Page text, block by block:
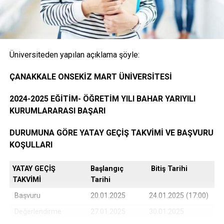
öğrencinin ayrılacağı kurumda okuduğu bütün
dersleri ve bu derslerden aldığı notları gösteren
belge.( E-Devlet, Elektronik imza ya da Islak İmzalı)
Öğrencinin yerleştiği yıldaki LYS ve ÖSYS Sonuç
ÖSYM Yerleştirme Belgesi. (İnternet çıktısı)
DGS ile yerleşen öğrencilerin DGS Sonuç belgesi
Üniversiteden yapılan açıklama şöyle:
ÇANAKKALE ONSEKİZ MART ÜNİVERSİTESİ
2024-2025 EĞİTİM- ÖĞRETİM YILI BAHAR YARIYILI
KURUMLARARASI BAŞARI
DURUMUNA GÖRE YATAY GEÇİŞ TAKVİMİ VE BAŞVURU
KOŞULLARI
YATAY GEÇİŞ
TAKVİMİ
Başlangıç
Tarihi
Bitiş Tarihi
Başvuru 20.01.2025
24.01.2025 (17:00)